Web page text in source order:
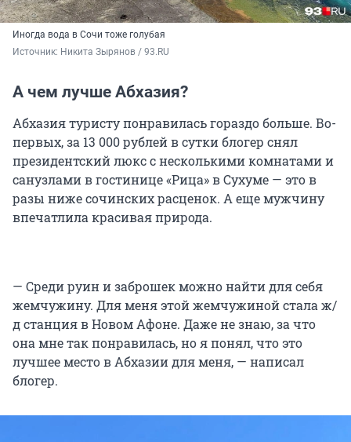
Иногда вода в Сочи тоже голубая
Источник: Никита Зырянов / 93.RU
А чем лучше Абхазия?
Абхазия туристу понравилась гораздо больше. Во-
первых, за 13 000 рублей в сутки блогер снял
президентский люкс с несколькими комнатами и
санузлами в гостинице «Рица» в Сухуме — это в
разы ниже сочинских расценок. А еще мужчину
впечатлила красивая природа.
— Среди руин и заброшек можно найти для себя
жемчужину. Для меня этой жемчужиной стала ж/
д станция в Новом Афоне. Даже не знаю, за что
она мне так понравилась, но я понял, что это
лучшее место в Абхазии для меня, — написал
блогер.